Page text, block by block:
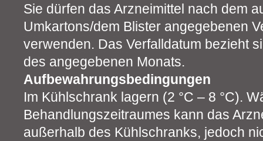
Sie dürfen das Arzneimittel nach dem
Umkartons/dem Blister angegebenen
verwenden. Das Verfalldatum bezieht
des angegebenen Monats.
Aufbewahrungsbedingungen
Im Kühlschrank lagern (2 °C – 8 °C).
Behandlungszeitraumes kann das
außerhalb des Kühlschranks, jedoch